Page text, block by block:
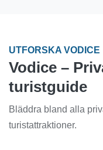
UTFORSKA VODICE
Vodice –
turistguide
Bläddra bland alla
turistattraktioner.